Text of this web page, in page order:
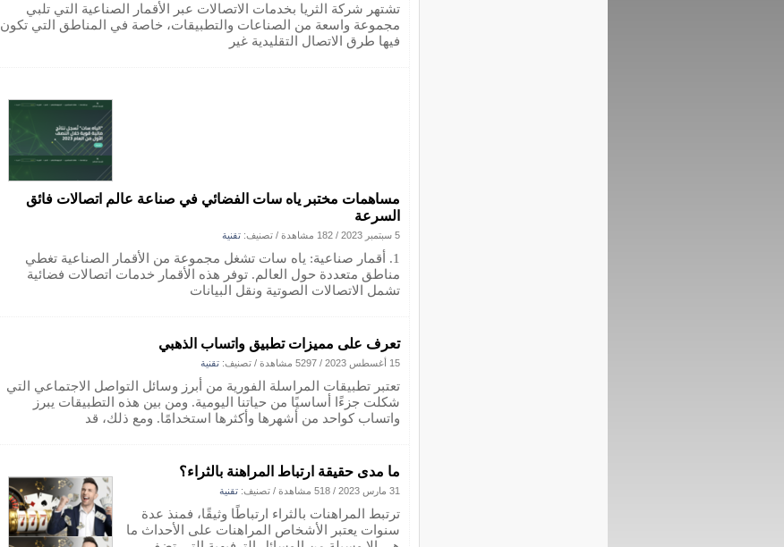
تشتهر شركة الثريا بخدمات الاتصالات عبر الأقمار الصناعية التي تلبي
مجموعة واسعة من الصناعات والتطبيقات، خاصة في المناطق التي تكون
فيها طرق الاتصال التقليدية غير
مساهمات مختبر ياه سات الفضائي في صناعة عالم اتصالات فائق
السرعة
5 سبتمبر 2023 / 182 مشاهدة / تصنيف: تقنية
1. أقمار صناعية: ياه سات تشغل مجموعة من الأقمار الصناعية تغطي
مناطق متعددة حول العالم. توفر هذه الأقمار خدمات اتصالات فضائية
تشمل الاتصالات الصوتية ونقل البيانات
تعرف على مميزات تطبيق واتساب الذهبي
15 أغسطس 2023 / 5297 مشاهدة / تصنيف: تقنية
تعتبر تطبيقات المراسلة الفورية من أبرز وسائل التواصل الاجتماعي التي
شكلت جزءًا أساسيًا من حياتنا اليومية. ومن بين هذه التطبيقات يبرز
واتساب كواحد من أشهرها وأكثرها استخدامًا. ومع ذلك، قد
ما مدى حقيقة ارتباط المراهنة بالثراء؟
31 مارس 2023 / 518 مشاهدة / تصنيف: تقنية
ترتبط المراهنات بالثراء ارتباطًا وثيقًا، فمنذ عدة
سنوات يعتبر الأشخاص المراهنات على الأحداث ما